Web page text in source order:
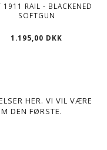
1911 RAIL - BLACKENED
SOFTGUN
1.195,00 DKK
HER. VI VIL VÆRE
DEN FØRSTE.